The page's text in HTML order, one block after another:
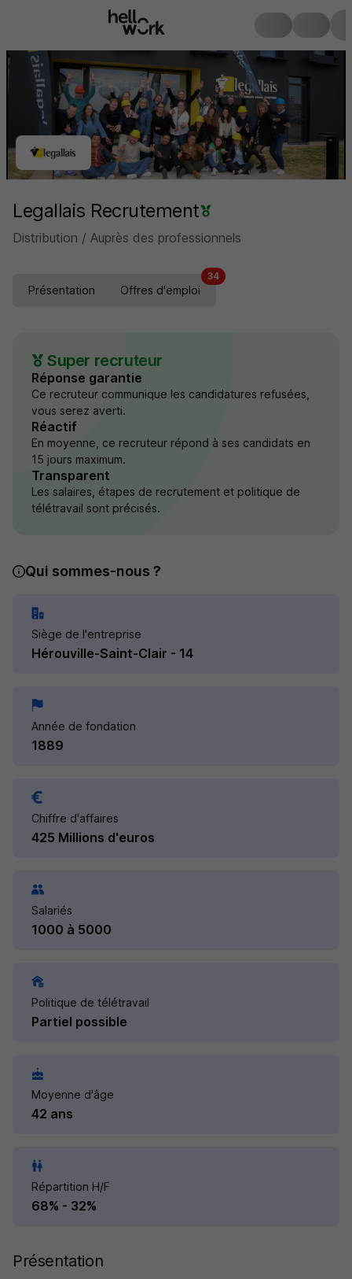
Legallais Recrutement
Distribution / Auprès des professionnels
Présentation Offres d'emploi
34
Super recruteur
Réponse garantie
Ce recruteur communique les candidatures refusées,
vous serez averti.
Réactif
En moyenne, ce recruteur répond à ses candidats en
15 jours maximum.
Transparent
Les salaires, étapes de recrutement et politique de
télétravail sont précisés.
Qui sommes-nous ?
Siège de l'entreprise
Hérouville-Saint-Clair - 14
Année de fondation
1889
Chiffre d'affaires
425 Millions d'euros
Salariés
1000 à 5000
Politique de télétravail
Partiel possible
Moyenne d'âge
42 ans
Répartition H/F
68% - 32%
Présentation